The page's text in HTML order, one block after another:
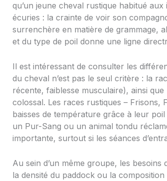
qu’un jeune cheval rustique habitué
écuries : la crainte de voir son
surrenchère en matière de grammage,
et du type de poil donne une ligne
Il est intéressant de consulter les
du cheval n’est pas le seul critère : la
récente, faiblesse musculaire), ainsi
colossal. Les races rustiques – Frisons,
baisses de température grâce à leur
un Pur-Sang ou un animal tondu
importante, surtout si les séances
Au sein d’un même groupe, les besoins
la densité du paddock ou la